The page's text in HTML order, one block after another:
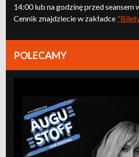
14:00 lub na godzinę przed seansem
Cennik znajdziecie w zakładce
POLECAMY